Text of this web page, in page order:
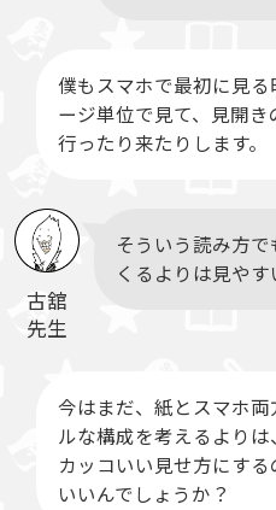
僕もスマホで最初に見
ージ単位で見て、見開
行ったり来たりします。
古舘
先生
そういう読み方
くるよりは見やす
今はまだ、紙とスマホ
ルな構成を考えるより
カッコいい見せ方にす
いいんでしょうか？